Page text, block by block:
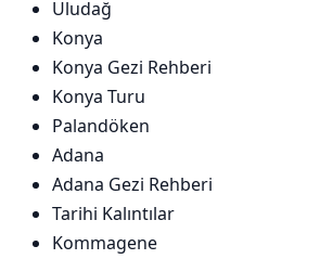
Uludağ
Konya
Konya Gezi Rehberi
Konya Turu
Palandöken
Adana
Adana Gezi Rehberi
Tarihi Kalıntılar
Kommagene